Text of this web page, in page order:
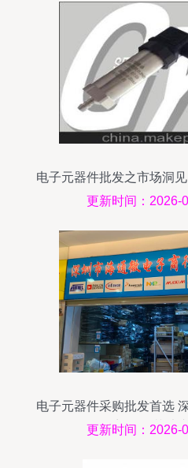
电子元器件批发之市场洞
解析
更新时间：2026-
电子元器件采购批发首选
商行 IC芯片
更新时间：2026-